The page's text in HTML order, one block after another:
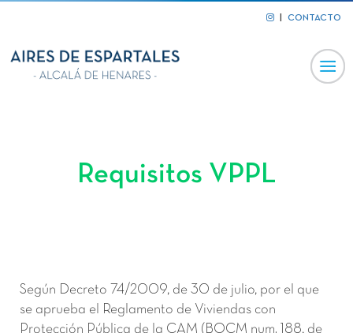
CONTACTO
Requisitos VPPL
Según Decreto 74/2009, de 30 de julio, por el que
se aprueba el Reglamento de Viviendas con
Protección Pública de la CAM (BOCM num. 188, de